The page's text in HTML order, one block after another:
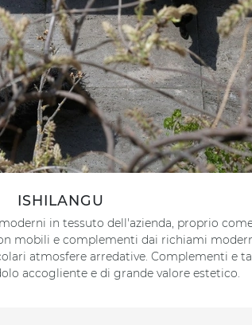
ISHILANGU
in tessuto dell'azienda, proprio
mobili e complementi dai richiami
atmosfere arredative. Complementi e
accogliente e di grande valore estetico.